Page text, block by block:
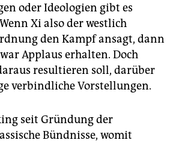
oder Ideologien gibt es
Xi also der westlich
den Kampf ansagt, dann
Applaus erhalten. Doch
resultieren soll, darüber
verbindliche Vorstellungen.
seit Gründung der
Bündnisse, womit